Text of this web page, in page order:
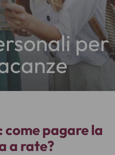
per
come pagare la
a rate?